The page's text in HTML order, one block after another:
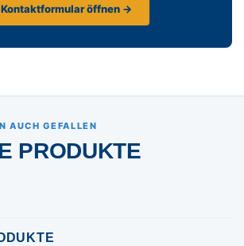
Kontaktformular öffnen →
AUCH GEFALLEN
PRODUKTE